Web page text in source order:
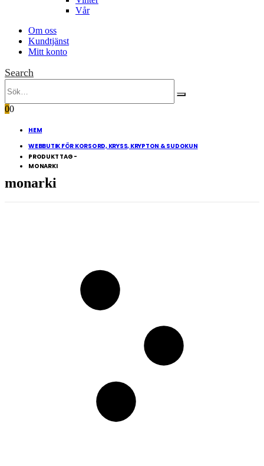
Vår
Om oss
Kundtjänst
Mitt konto
Search
00
HEM
WEBBUTIK FÖR KORSORD, KRYSS, KRYPTON & SUDOKUN
PRODUKT TAG -
MONARKI
monarki